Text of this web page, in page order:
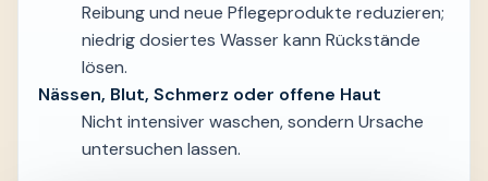
Reibung und neue Pflegeprodukte reduzieren;
niedrig dosiertes Wasser kann Rückstände
lösen.
Nässen, Blut, Schmerz oder offene Haut
Nicht intensiver waschen, sondern Ursache
untersuchen lassen.